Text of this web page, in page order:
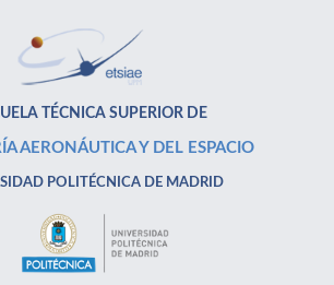
TÉCNICA SUPERIOR DE
AERONÁUTICA Y DEL ESPACIO
POLITÉCNICA DE MADRID